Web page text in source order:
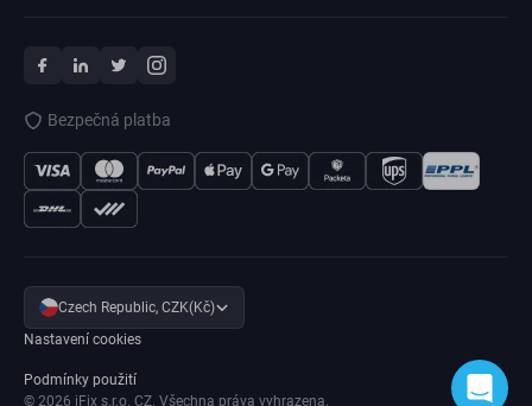
Bezpečná platba
Czech Republic, CZK(Kč)
Nastavení cookies
Podmínky použití
© 2026 iFix s.r.o. CZ. Všechna práva vyhrazena.